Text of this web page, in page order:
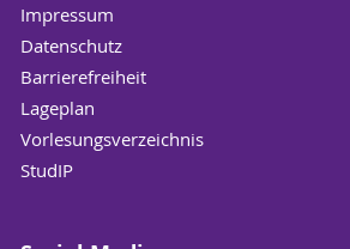
Impressum
Datenschutz
Barrierefreiheit
Lageplan
Vorlesungsverzeichnis
StudIP